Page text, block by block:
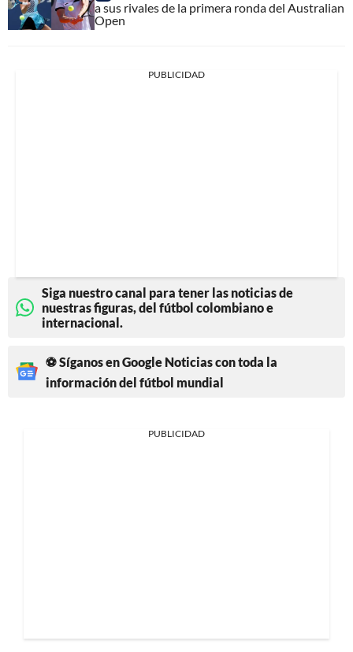
a sus rivales de la primera ronda del Australian
Open
PUBLICIDAD
Siga nuestro canal para tener las noticias de
nuestras figuras, del fútbol colombiano e
internacional.
⚽ Síganos en Google Noticias con toda la
información del fútbol mundial
PUBLICIDAD